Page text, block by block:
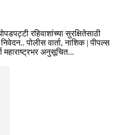
रहिवाशांच्या सुरक्षितेसाठी
पोलीस वार्ता, नाशिक | पीपल्स
महाराष्ट्रभर अनुसूचित...